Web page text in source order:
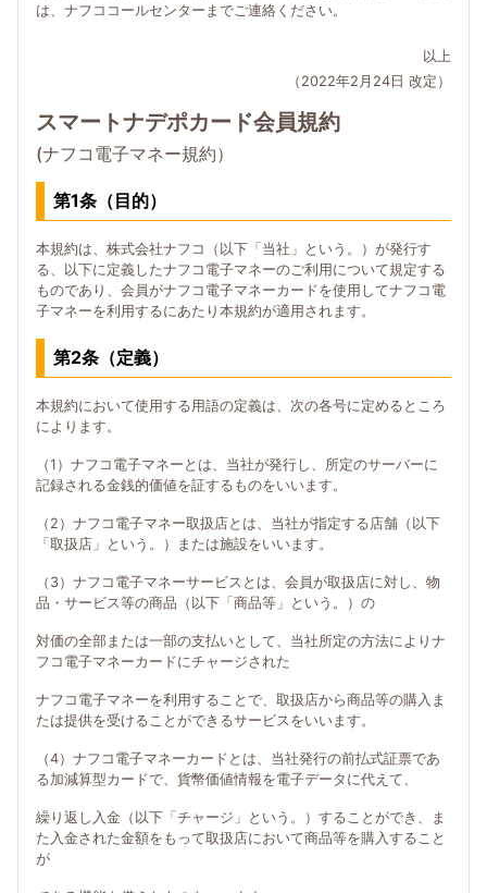
は、ナフココールセンターまでご連絡ください。
以上
（2022年2月24日 改定）
スマートナデポカード会員規約
(ナフコ電子マネー規約）
第1条（目的）
本規約は、株式会社ナフコ（以下「当社」という。）が発行す
る、以下に定義したナフコ電子マネーのご利用について規定する
ものであり、会員がナフコ電子マネーカードを使用してナフコ電
子マネーを利用するにあたり本規約が適用されます。
第2条（定義）
本規約において使用する用語の定義は、次の各号に定めるところ
によります。
（1）ナフコ電子マネーとは、当社が発行し、所定のサーバーに
記録される金銭的価値を証するものをいいます。
（2）ナフコ電子マネー取扱店とは、当社が指定する店舗（以下
「取扱店」という。）または施設をいいます。
（3）ナフコ電子マネーサービスとは、会員が取扱店に対し、物
品・サービス等の商品（以下「商品等」という。）の
対価の全部または一部の支払いとして、当社所定の方法によりナ
フコ電子マネーカードにチャージされた
ナフコ電子マネーを利用することで、取扱店から商品等の購入ま
たは提供を受けることができるサービスをいいます。
（4）ナフコ電子マネーカードとは、当社発行の前払式証票であ
る加減算型カードで、貨幣価値情報を電子データに代えて、
繰り返し入金（以下「チャージ」という。）することができ、ま
た入金された金額をもって取扱店において商品等を購入すること
が